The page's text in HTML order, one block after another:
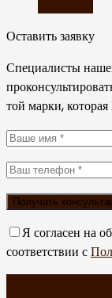
Оставить заявку
Специалисты
той марки,
Я согласен на
соответствии с